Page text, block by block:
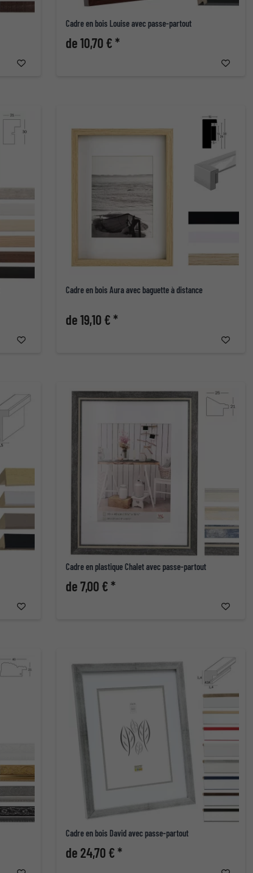
Cadre en bois Louise avec passe-partout
de 10,70 € *
Cadre en bois Aura avec baguette à distance
de 19,10 € *
Cadre en plastique Chalet avec passe-partout
de 7,00 € *
Cadre en bois David avec passe-partout
de 24,70 € *